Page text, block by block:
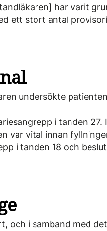
har varit
ett stort antal
undersökte
i tanden 27.
var vital innan
i tanden 18 och
och i samband med